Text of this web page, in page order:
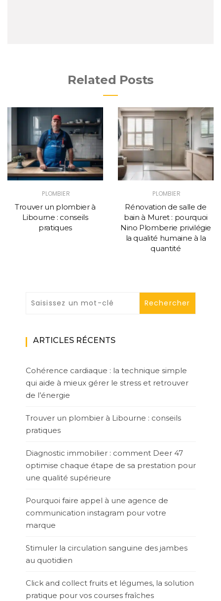
Related Posts
PLOMBIER
Trouver un plombier à
Libourne : conseils
pratiques
PLOMBIER
Rénovation de salle de
bain à Muret : pourquoi
Nino Plomberie privilégie
la qualité humaine à la
quantité
ARTICLES RÉCENTS
Cohérence cardiaque : la technique simple
qui aide à mieux gérer le stress et retrouver
de l’énergie
Trouver un plombier à Libourne : conseils
pratiques
Diagnostic immobilier : comment Deer 47
optimise chaque étape de sa prestation pour
une qualité supérieure
Pourquoi faire appel à une agence de
communication instagram pour votre
marque
Stimuler la circulation sanguine des jambes
au quotidien
Click and collect fruits et légumes, la solution
pratique pour vos courses fraîches